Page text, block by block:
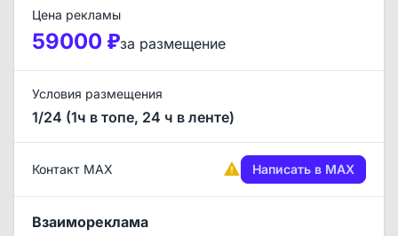
Цена рекламы
59000 ₽за размещение
Условия размещения
1/24 (1ч в топе, 24 ч в ленте)
Контакт MAX Написать в MAX
Взаимореклама